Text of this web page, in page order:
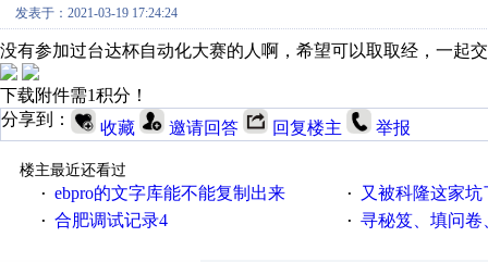
发表于：2021-03-19 17:24:24
没有参加过台达杯自动化大赛的人啊，希望可以取取经，一起
下载附件需1积分！
分享到：
收藏 邀请回答 回复楼主 举报
楼主最近还看过
· ebpro的文字库能不能复制出来 · 又被科隆这家坑
· 合肥调试记录4 · 寻秘笈、填问卷